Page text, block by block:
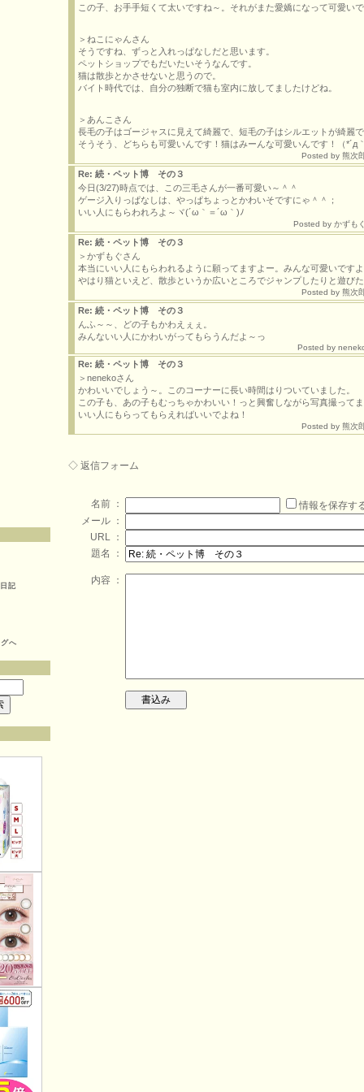
記
へ
この子、お手手短くて太いですね～。それがまた愛嬌になって可愛い
＞ねこにゃんさん
そうですね、ずっと入れっぱなしだと思います。
ペットショップでもだいたいそうなんです。
猫は散歩とかさせないと思うので。
バイト時代では、自分の独断で猫も室内に放してましたけどね。
＞あんこさん
長毛の子はゴージャスに見えて綺麗で、短毛の子はシルエットが綺麗
そうそう、どちらも可愛いんです！猫はみーんな可愛いんです！（*´д
Posted by 熊次
Re: 続・ペット博 その３
今日(3/27)時点では、この三毛さんが一番可愛い～＾＾
ゲージ入りっぱなしは、やっぱちょっとかわいそですにゃ＾＾；
いい人にもらわれろよ～ヾ(´ω｀＝´ω｀)ﾉ
Posted by かずも
Re: 続・ペット博 その３
＞かずもぐさん
本当にいい人にもらわれるように願ってますよー。みんな可愛いです
やはり猫といえど、散歩というか広いところでジャンプしたりと遊び
Posted by 熊次
Re: 続・ペット博 その３
んふ～～、どの子もかわえぇぇ。
みんないい人にかわいがってもらうんだよ～っ
Posted by
Re: 続・ペット博 その３
＞nenekoさん
かわいいでしょう～。このコーナーに長い時間はりついていました。
この子も、あの子もむっちゃかわいい！っと興奮しながら写真撮って
いい人にもらってもらえればいいでよね！
Posted by 熊次
◇ 返信フォーム
名前 ：
情報を保存す
メール ：
URL ：
題名 ：
内容 ：